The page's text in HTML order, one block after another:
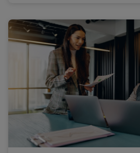
dat één wijziging de hele